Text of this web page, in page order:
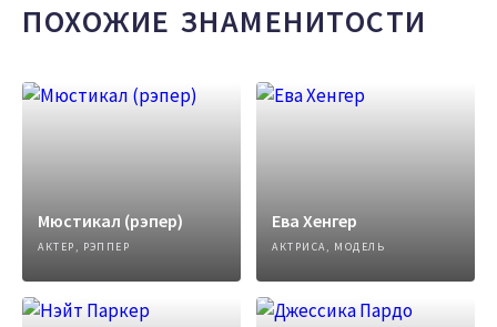
ПОХОЖИЕ ЗНАМЕНИТОСТИ
Мюстикал (рэпер)
АКТЕР, РЭППЕР
Ева Хенгер
АКТРИСА, МОДЕЛЬ